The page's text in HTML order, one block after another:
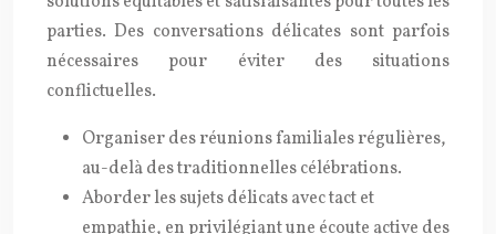
parties. Des conversations délicates sont parfois
nécessaires pour éviter des situations
conflictuelles.
Organiser des réunions familiales régulières,
au-delà des traditionnelles célébrations.
Aborder les sujets délicats avec tact et
empathie, en privilégiant une écoute active des